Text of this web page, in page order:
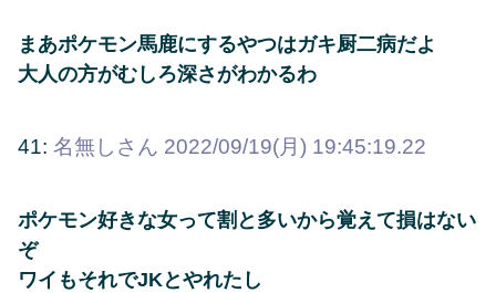
まあポケモン馬鹿にするやつはガキ厨二病だよ
大人の方がむしろ深さがわかるわ
41: 名無しさん 2022/09/19(月) 19:45:19.22
ポケモン好きな女って割と多いから覚えて損はない
ぞ
ワイもそれでJKとやれたし